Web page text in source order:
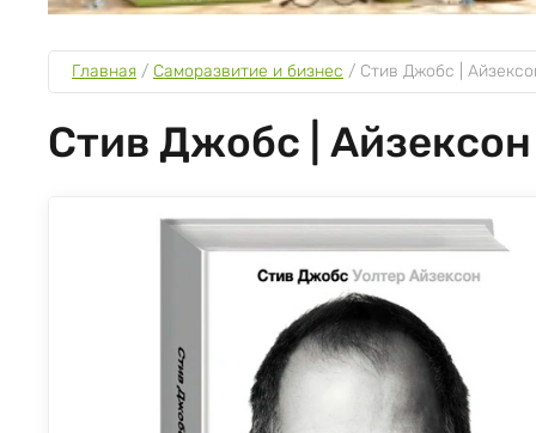
Главная / Саморазвитие и бизнес / Стив Джобс |
Стив Джобс |